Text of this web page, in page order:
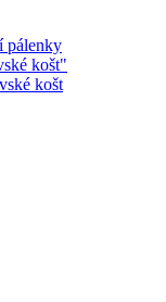
pálenky
košt"
košt